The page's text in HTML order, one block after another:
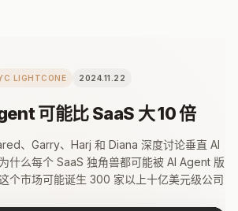
LIGHTCONE 2024.11.22
可能比 SaaS 大 10 倍
、Garry、Harj 和 Diana 深度讨论垂直 AI
什么每个 SaaS 独角兽都可能被 AI Agent 版
个市场可能诞生 300 家以上十亿美元级公司